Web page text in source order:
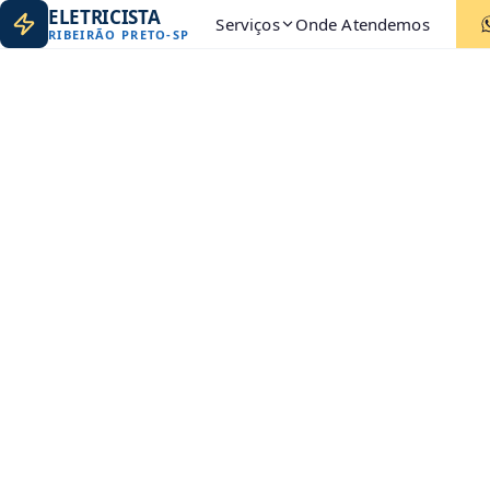
ELETRICISTA
RIBEIRÃO PRETO-SP Serviços Onde Atendemos